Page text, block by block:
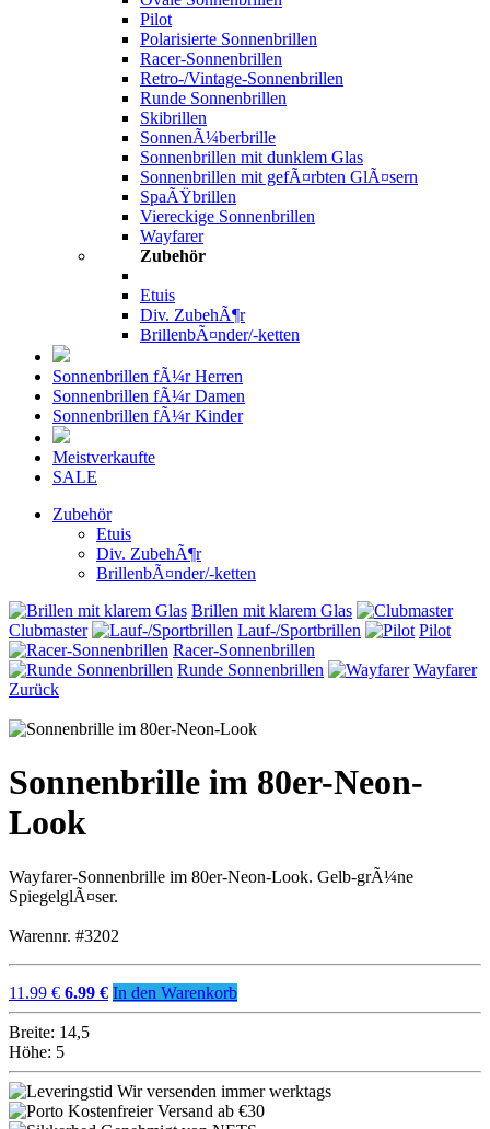
Pilot
Polarisierte Sonnenbrillen
Racer-Sonnenbrillen
Retro-/Vintage-Sonnenbrillen
Runde Sonnenbrillen
Skibrillen
SonnenÃ¼berbrille
Sonnenbrillen mit dunklem Glas
Sonnenbrillen mit gefÃ¤rbten GlÃ¤sern
SpaÃŸbrillen
Viereckige Sonnenbrillen
Wayfarer
Zubehör
Etuis
Div. ZubehÃ¶r
BrillenbÃ¤nder/-ketten
Sonnenbrillen fÃ¼r Herren
Sonnenbrillen fÃ¼r Damen
Sonnenbrillen fÃ¼r Kinder
Meistverkaufte
SALE
Zubehör
Etuis
Div. ZubehÃ¶r
BrillenbÃ¤nder/-ketten
Brillen mit klarem Glas
Clubmaster
Lauf-/Sportbrillen
Pilot
Racer-Sonnenbrillen
Runde Sonnenbrillen
Wayfarer
Zurück
Sonnenbrille im 80er-Neon-
Look
Wayfarer-Sonnenbrille im 80er-Neon-Look. Gelb-grÃ¼ne
SpiegelglÃ¤ser.
Warennr. #3202
11.99 € 6.99 € In den Warenkorb
Breite: 14,5
Höhe: 5
Wir versenden immer werktags
Kostenfreier Versand ab €30